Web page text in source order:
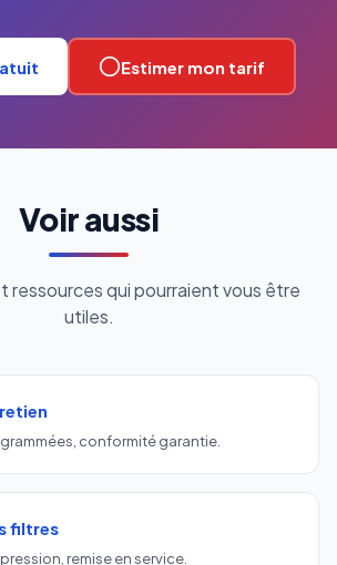
Estimer mon tarif
Voir aussi
ressources qui pourraient vous être
utiles.
conformité garantie.
filtres
remise en service.